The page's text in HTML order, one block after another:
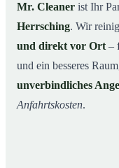
Mr. Cleaner ist Ihr
Herrsching. Wir
und direkt vor Ort –
und ein besseres
unverbindliches
Anfahrtskosten.